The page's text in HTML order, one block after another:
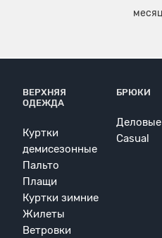
ВЕРХНЯЯ
ОДЕЖДА
Куртки
демисезонные
Пальто
Плащи
Куртки зимние
Жилеты
Ветровки
БРЮКИ
Деловые
Casual